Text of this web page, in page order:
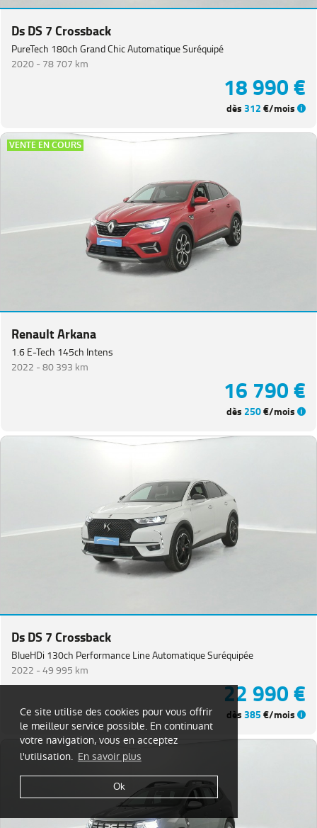
Ce site utilise des cookies pour vous offrir
le meilleur service possible. En continuant
votre navigation, vous en acceptez
l'utilisation. En savoir plus
Ok
Ds DS 7 Crossback
PureTech 180ch Grand Chic Automatique Suréquipé
2020 -78 707 km
18 990 €
dès312€/mois
VENTE EN COURS
Renault Arkana
1.6 E-Tech 145ch Intens
2022 -80 393 km
16 790 €
dès 250€/mois
Ds DS 7 Crossback
BlueHDi 130ch Performance Line Automatique Suréquipée
2022 -49 995 km
22 990 €
dès385€/mois